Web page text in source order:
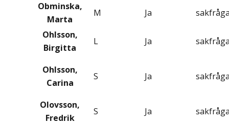
Obminska,
Marta
M Ja
Ohlsson,
Birgitta
L Ja
Ohlsson,
Carina
S Ja
Olovsson,
Fredrik
S Ja